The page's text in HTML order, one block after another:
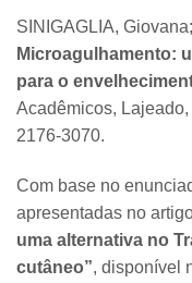
SINIGAGLIA,
Microagulhamento:
para o
Acadêmicos, Lajeado,
2176-3070.
Com base no
apresentadas no
uma alternativa no
cutâneo”, disponível